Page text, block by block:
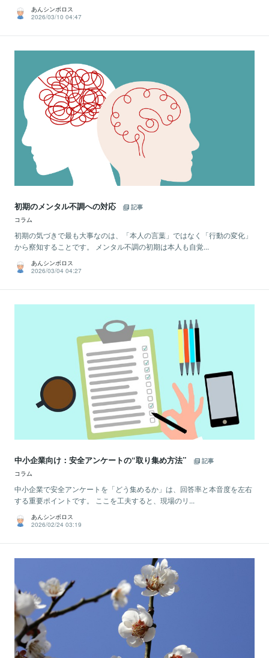
あんシンボロス
2026/03/10 04:47
初期のメンタル不調への対応
記事
コラム
初期の気づきで最も大事なのは、「本人の言葉」ではなく「行動の変化」
から察知することです。 メンタル不調の初期は本人も自覚...
あんシンボロス
2026/03/04 04:27
中小企業向け：安全アンケートの“取り集め方法”
記事
コラム
中小企業で安全アンケートを「どう集めるか」は、回答率と本音度を左右
する重要ポイントです。 ここを工夫すると、現場のリ...
あんシンボロス
2026/02/24 03:19